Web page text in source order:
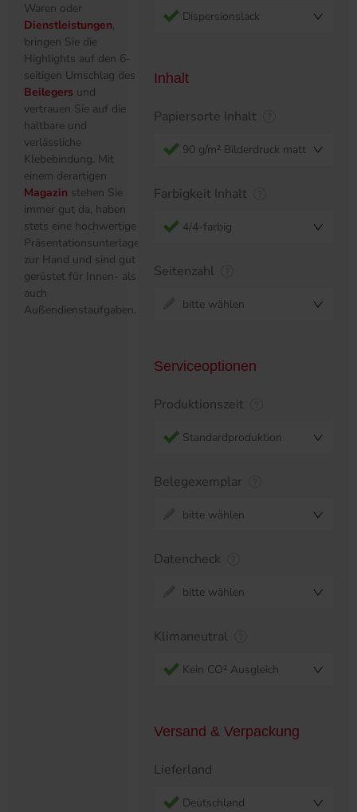
Waren oder
Dienstleistungen,
bringen Sie die
Highlights auf den 6-
seitigen Umschlag des
Beilegers und
vertrauen Sie auf die
haltbare und
verlässliche
Klebebindung. Mit
einem derartigen
Magazin stehen Sie
immer gut da, haben
stets eine hochwertige
Präsentationsunterlage
zur Hand und sind gut
gerüstet für Innen- als
auch
Außendienstaufgaben.
Dispersionslack
Inhalt
Papiersorte Inhalt
90 g/m² Bilderdruck matt
Farbigkeit Inhalt
4/4-farbig
Seitenzahl
bitte wählen
Serviceoptionen
Produktionszeit
Standardproduktion
Belegexemplar
bitte wählen
Datencheck
bitte wählen
Klimaneutral
Kein CO² Ausgleich
Versand & Verpackung
Lieferland
Deutschland